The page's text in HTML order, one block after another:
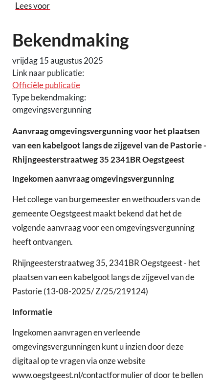
Lees voor
Bekendmaking
vrijdag 15 augustus 2025
Link naar publicatie:
Officiële publicatie
Type bekendmaking:
omgevingsvergunning
Aanvraag omgevingsvergunning voor het plaatsen
van een kabelgoot langs de zijgevel van de Pastorie -
Rhijngeesterstraatweg 35 2341BR Oegstgeest
Ingekomen aanvraag omgevingsvergunning
Het college van burgemeester en wethouders van de
gemeente Oegstgeest maakt bekend dat het de
volgende aanvraag voor een omgevingsvergunning
heeft ontvangen.
Rhijngeesterstraatweg 35, 2341BR Oegstgeest - het
plaatsen van een kabelgoot langs de zijgevel van de
Pastorie (13-08-2025/ Z/25/219124)
Informatie
Ingekomen aanvragen en verleende
omgevingsvergunningen kunt u inzien door deze
digitaal op te vragen via onze website
www.oegstgeest.nl/contactformulier of door te bellen